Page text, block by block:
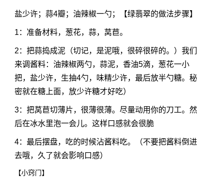
盐少许；蒜4瓣；油辣椒一勺；【绿翡翠的做法步骤】
1：准备材料，葱花，蒜，莴苣。
2：把蒜捣成泥（切记，是泥哦，很碎很碎的。）我们
来调酱料：油辣椒两勺，蒜泥，香油5滴，葱花一小
把，盐少许，生抽4勺，味精少许，最后放半勺糖。秘
密就在糖上面，放少许糖才好吃）
3：把莴苣切薄片，很薄很薄。尽量动用你的刀工。然
后在冰水里泡一会儿。这样口感就会很脆
4：最后摆盘，吃的时候沾酱料吃。（不要把酱料倒进
去哦，久了就会影响口感）
【小窍门】